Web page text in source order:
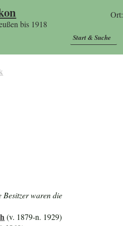
bis 1918
Ort:
Start & Suche
Besitzer waren die
(v. 1879-n. 1929)